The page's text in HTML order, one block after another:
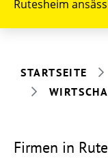
Rutesheim
STARTSEITE
Firmen in